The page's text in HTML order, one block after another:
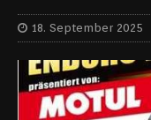
18. September 2025